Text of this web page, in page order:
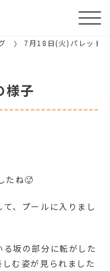
7月18日(火)パレット
様子
たね🥵
、プールに入りまし
坂の部分に転がした
む姿が見られました